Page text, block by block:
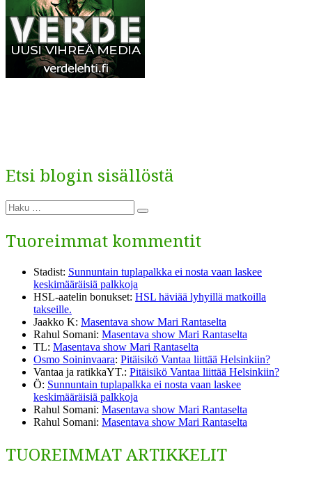
Etsi blogin sisällöstä
Etsi:
Haku
Tuoreimmat kommentit
Stadist: Sunnuntain tuplapalkka ei nosta vaan laskee
keskimääräisiä palkkoja
HSL-aatelin bonukset: HSL häviää lyhyillä matkoilla
takseille.
Jaakko K: Masentava show Mari Rantaselta
Rahul Somani: Masentava show Mari Rantaselta
TL: Masentava show Mari Rantaselta
Osmo Soininvaara: Pitäisikö Vantaa liittää Helsinkiin?
Vantaa ja ratikkaYT.: Pitäisikö Vantaa liittää Helsinkiin?
Ö: Sunnuntain tuplapalkka ei nosta vaan laskee
keskimääräisiä palkkoja
Rahul Somani: Masentava show Mari Rantaselta
Rahul Somani: Masentava show Mari Rantaselta
TUOREIMMAT ARTIKKELIT